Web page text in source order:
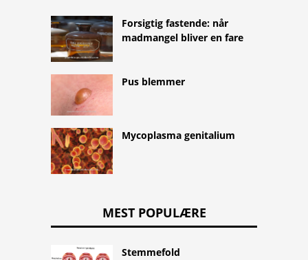
Forsigtig fastende: når
madmangel bliver en fare
Pus blemmer
Mycoplasma genitalium
MEST POPULÆRE
Stemmefold